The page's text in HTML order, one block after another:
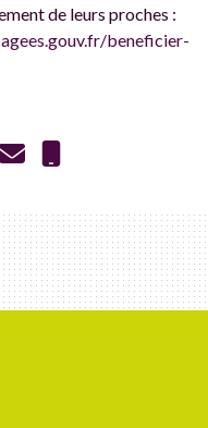
de leurs proches :
beneficier-